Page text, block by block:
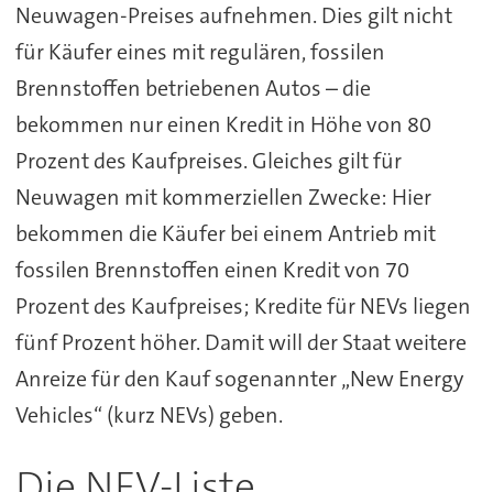
Neuwagen-Preises aufnehmen. Dies gilt nicht
für Käufer eines mit regulären, fossilen
Brennstoffen betriebenen Autos – die
bekommen nur einen Kredit in Höhe von 80
Prozent des Kaufpreises. Gleiches gilt für
Neuwagen mit kommerziellen Zwecke: Hier
bekommen die Käufer bei einem Antrieb mit
fossilen Brennstoffen einen Kredit von 70
Prozent des Kaufpreises; Kredite für NEVs liegen
fünf Prozent höher. Damit will der Staat weitere
Anreize für den Kauf sogenannter „New Energy
Vehicles“ (kurz NEVs) geben.